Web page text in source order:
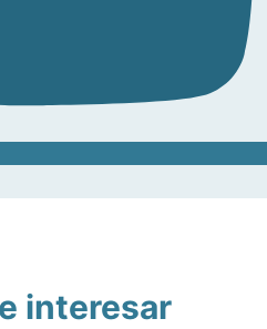
interesar